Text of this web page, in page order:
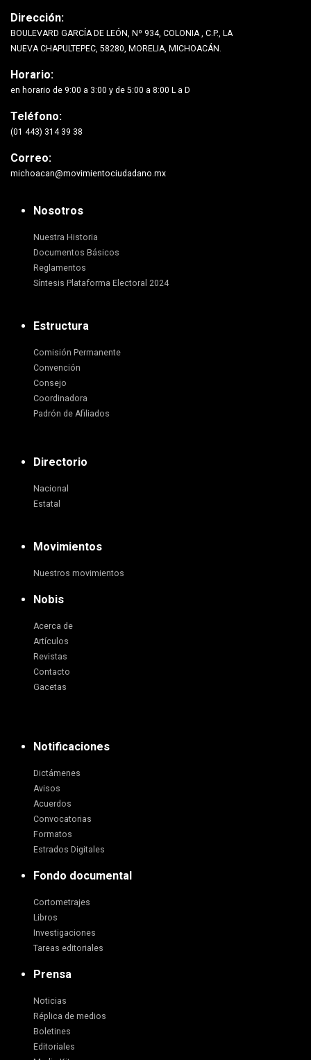
Dirección:
BOULEVARD GARCÍA DE LEÓN, Nº 934, COLONIA , C.P., LA
NUEVA CHAPULTEPEC, 58280, MORELIA, MICHOACÁN.
Horario:
en horario de 9:00 a 3:00 y de 5:00 a 8:00 L a D
Teléfono:
(01 443) 314 39 38
Correo:
michoacan@movimientociudadano.mx
Nosotros
Nuestra Historia
Documentos Básicos
Reglamentos
Síntesis Plataforma Electoral 2024
Estructura
Comisión Permanente
Convención
Consejo
Coordinadora
Padrón de Afiliados
Directorio
Nacional
Estatal
Movimientos
Nuestros movimientos
Nobis
Acerca de
Artículos
Revistas
Contacto
Gacetas
Notificaciones
Dictámenes
Avisos
Acuerdos
Convocatorias
Formatos
Estrados Digitales
Fondo documental
Cortometrajes
Libros
Investigaciones
Tareas editoriales
Prensa
Noticias
Réplica de medios
Boletines
Editoriales